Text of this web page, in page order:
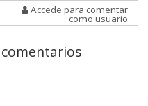
Accede para comentar
como usuario